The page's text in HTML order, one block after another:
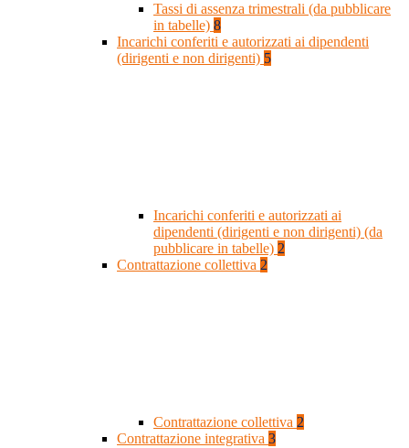
Tassi di assenza trimestrali (da pubblicare
in tabelle) 8
Incarichi conferiti e autorizzati ai dipendenti
(dirigenti e non dirigenti) 5
Incarichi conferiti e autorizzati ai
dipendenti (dirigenti e non dirigenti) (da
pubblicare in tabelle) 2
Contrattazione collettiva 2
Contrattazione collettiva 2
Contrattazione integrativa 3